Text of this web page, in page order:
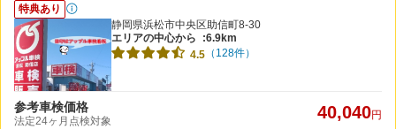
特典あり
静岡県浜松市中央区助信町8-30
エリアの中心から
:6.9km
4.5 （128件）
参考車検価格
法定24ヶ月点検対象 40,040円